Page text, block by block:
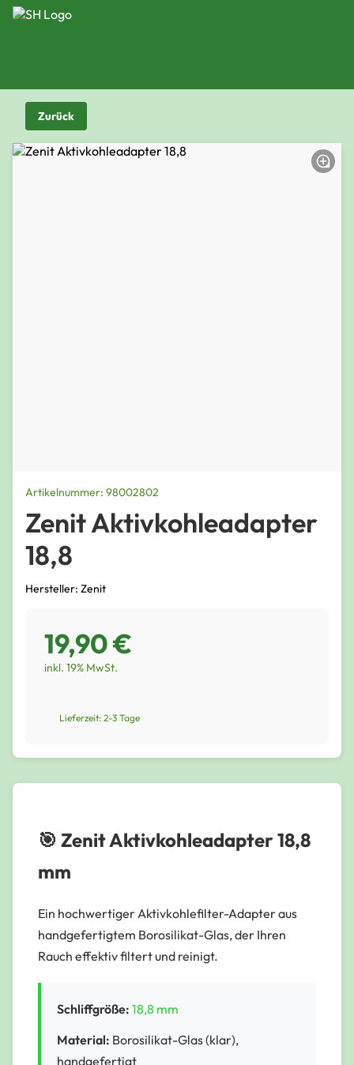
Zurück
Artikelnummer: 98002802
Zenit Aktivkohleadapter
18,8
Hersteller: Zenit
19,90 €
inkl. 19% MwSt.
Lieferzeit: 2-3 Tage
🎯 Zenit Aktivkohleadapter 18,8
mm
Ein hochwertiger Aktivkohlefilter-Adapter aus
handgefertigtem Borosilikat-Glas, der Ihren
Rauch effektiv filtert und reinigt.
Schliffgröße: 18,8 mm
Material: Borosilikat-Glas (klar),
handgefertigt